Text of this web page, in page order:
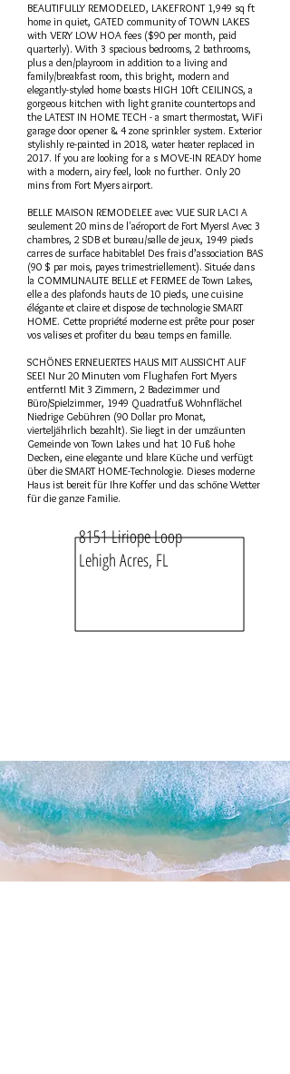
BEAUTIFULLY REMODELED, LAKEFRONT 1,949 sq ft
home in quiet, GATED community of TOWN LAKES
with VERY LOW HOA fees ($90 per month, paid
quarterly). With 3 spacious bedrooms, 2 bathrooms,
plus a den/playroom in addition to a living and
family/breakfast room, this bright, modern and
elegantly-styled home boasts HIGH 10ft CEILINGS, a
gorgeous kitchen with light granite countertops and
the LATEST IN HOME TECH - a smart thermostat, WiFi
garage door opener & 4 zone sprinkler system. Exterior
stylishly re-painted in 2018, water heater replaced in
2017. If you are looking for a s MOVE-IN READY home
with a modern, airy feel, look no further. Only 20
mins from Fort Myers airport.
BELLE MAISON REMODELEE avec VUE SUR LAC! A
seulement 20 mins de l'aéroport de Fort Myers! Avec 3
chambres, 2 SDB et bureau/salle de jeux, 1949 pieds
carres de surface habitable! Des frais d’association BAS
(90 $ par mois, payes trimestriellement). Située dans
la COMMUNAUTE BELLE et FERMEE de Town Lakes,
elle a des plafonds hauts de 10 pieds, une cuisine
élégante et claire et dispose de technologie SMART
HOME. Cette propriété moderne est prête pour poser
vos valises et profiter du beau temps en famille.
SCHÖNES ERNEUERTES HAUS MIT AUSSICHT AUF
SEE! Nur 20 Minuten vom Flughafen Fort Myers
entfernt! Mit 3 Zimmern, 2 Badezimmer und
Büro/Spielzimmer, 1949 Quadratfuß Wohnfläche!
Niedrige Gebühren (90 Dollar pro Monat,
vierteljährlich bezahlt). Sie liegt in der umzäunten
Gemeinde von Town Lakes und hat 10 Fuß hohe
Decken, eine elegante und klare Küche und verfügt
über die SMART HOME-Technologie. Dieses moderne
Haus ist bereit für Ihre Koffer und das schöne Wetter
für die ganze Familie.
8151 Liriope Loop
Lehigh Acres, FL